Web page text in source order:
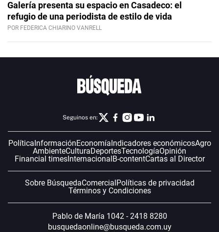
Galería presenta su espacio en Casadeco: el
refugio de una periodista de estilo de vida
POR FEDERICA CHIARINO VANRELL
Seguinos en:
PolíticaInformaciónEconomíaIndicadores económicosAgro
AmbienteCulturaDeportesTecnologíaOpinión
Financial timesInternacionalB-contentCartas al Director
Sobre BúsquedaComercialPolíticas de privacidad
Términos y Condiciones
Pablo de María 1042 - 2418 8280
busquedaonline@busqueda.com.uy